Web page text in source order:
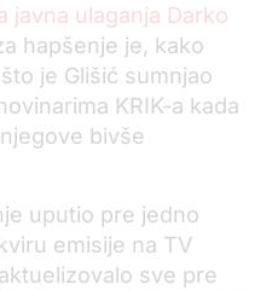
javna ulaganja Darko
hapšenje je, kako
je Glišić sumnjao
KRIK-a kada
bivše
uputio pre jedno
emisije na TV
sve pre